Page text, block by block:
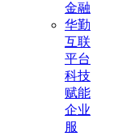
金融
华勤
互联
平台
科技
赋能
企业
服